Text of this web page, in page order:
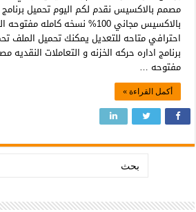
مصمم بالاكسيس نقدم لكم اليوم تحميل برنامج
بالاكسيس مجاني 100% نسخه
احترافي متاحه للتعديل يمكنك تحميل الملف
برنامج اداره حركه الخزنه و التعاملات
مفتوحه …
أكمل القراءة »
بحث: